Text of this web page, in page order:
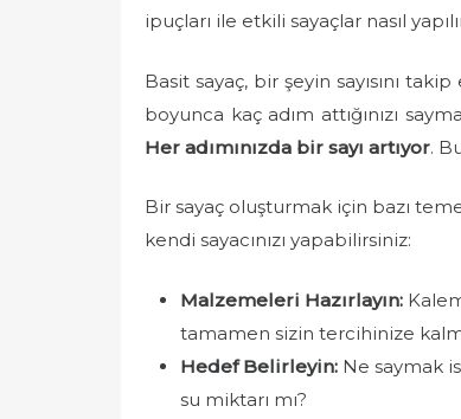
ipuçları ile etkili sayaçlar nasıl
Basit sayaç, bir şeyin sayısını
boyunca kaç adım attığınızı
Her adımınızda bir sayı artıyor.
Bir sayaç oluşturmak için bazı
kendi sayacınızı yapabilirsiniz:
Malzemeleri Hazırlayın:
tamamen sizin tercihinize
Hedef Belirleyin: Ne saymak
su miktarı mı?